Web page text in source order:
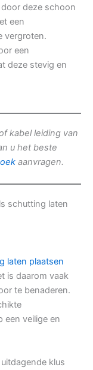
deze schoon
een
vergroten.
een
deze stevig en
kabel leiding van
u het beste
aanvragen.
schutting laten
laten plaatsen
is daarom vaak
te benaderen.
een veilige en
klus